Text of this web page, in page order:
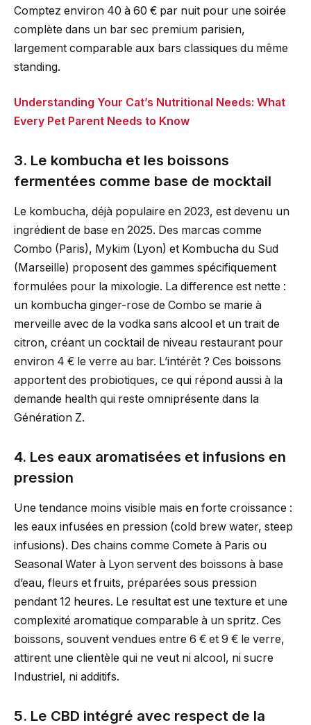
Comptez environ 40 à 60 € par nuit pour une soirée
complète dans un bar sec premium parisien,
largement comparable aux bars classiques du même
standing.
Understanding Your Cat’s Nutritional Needs: What
Every Pet Parent Needs to Know
3. Le kombucha et les boissons
fermentées comme base de mocktail
Le kombucha, déjà populaire en 2023, est devenu un
ingrédient de base en 2025. Des marcas comme
Combo (Paris), Mykim (Lyon) et Kombucha du Sud
(Marseille) proposent des gammes spécifiquement
formulées pour la mixologie. La difference est nette :
un kombucha ginger-rose de Combo se marie à
merveille avec de la vodka sans alcool et un trait de
citron, créant un cocktail de niveau restaurant pour
environ 4 € le verre au bar. L’intérêt ? Ces boissons
apportent des probiotiques, ce qui répond aussi à la
demande health qui reste omniprésente dans la
Génération Z.
4. Les eaux aromatisées et infusions en
pression
Une tendance moins visible mais en forte croissance :
les eaux infusées en pression (cold brew water, steep
infusions). Des chains comme Comete à Paris ou
Seasonal Water à Lyon servent des boissons à base
d’eau, fleurs et fruits, préparées sous pression
pendant 12 heures. Le resultat est une texture et une
complexité aromatique comparable à un spritz. Ces
boissons, souvent vendues entre 6 € et 9 € le verre,
attirent une clientèle qui ne veut ni alcool, ni sucre
Industriel, ni additifs.
5. Le CBD intégré avec respect de la